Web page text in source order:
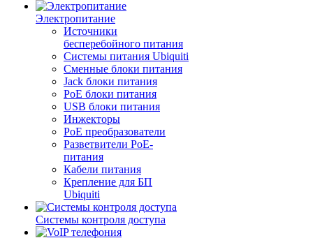
Электропитание
Источники
бесперебойного питания
Системы питания Ubiquiti
Сменные блоки питания
Jack блоки питания
PoE блоки питания
USB блоки питания
Инжекторы
PoE преобразователи
Разветвители PoE-
питания
Кабели питания
Крепление для БП
Ubiquiti
Системы контроля доступа